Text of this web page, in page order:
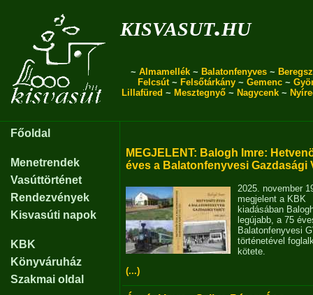
kisvasut.hu
~ Almamellék ~ Balatonfenyves ~
Felcsút~ Felsőtárkány ~ Gemenc ~
Lillafüred ~ Mesztegnyő ~ Nagycenk ~
Főoldal
Menetrendek
Vasúttörténet
Rendezvények
Kisvasúti napok
KBK
Könyváruház
Szakmai oldal
MEGJELENT: Balogh Imre:
éves a Balatonfenyvesi Gazdasági
2025. november
megjelent a KBK
kiadásában
legújabb, a 75
Balatonfenyvesi
történetével
kötete.
(...)